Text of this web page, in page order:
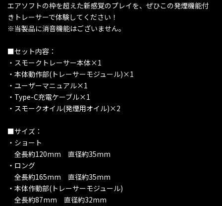
エアソフトの枠を超えた新感覚のプレイを、ぜひこの発煙機能付
きトレーサーで体験してください！
※当製品に消音機能はございません。
■セット内容：
・スモークトレーサー本体×1
・本体動作部(トレーサーモジュール)×1
・ユーザーマニュアル×1
・Type-C充電ケーブル×1
・スモークオイル(発煙用オイル)×2
■サイズ：
・ショート
全長約120mm 直径約35mm
・ロング
全長約165mm 直径約35mm
・本体作動部(トレーサーモジュール)
全長約87mm 直径約32mm